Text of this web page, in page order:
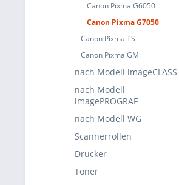
Canon Pixma G6050
Canon Pixma G7050
Canon Pixma TS
Canon Pixma GM
nach Modell imageCLASS
nach Modell
imagePROGRAF
nach Modell WG
Scannerrollen
Drucker
Toner